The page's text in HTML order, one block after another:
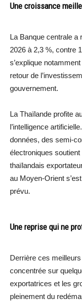
Une croissance
La Banque centrale
2026 à 2,3 %, contre
s’explique
retour de
gouvernement.
La Thaïlande profite
l’intelligence
données, des semi-
électroniques
thaïlandais
au Moyen-Orient
prévu.
Une reprise qui ne
Derrière ces
concentrée sur
exportatrices et les
pleinement du